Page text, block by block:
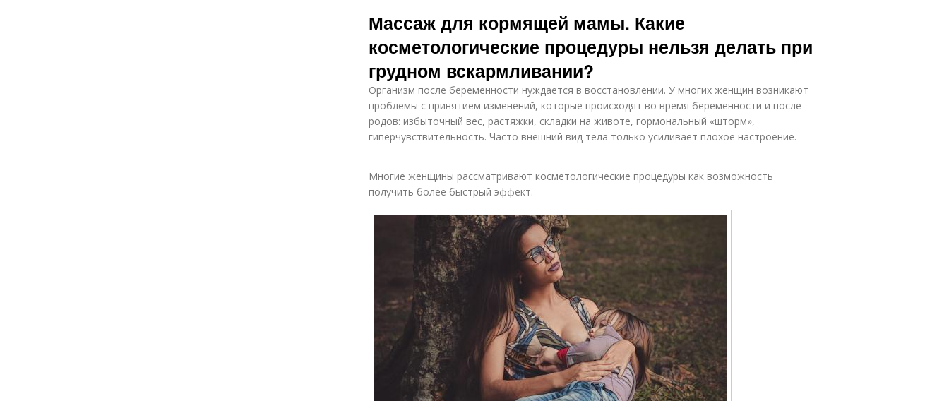
Массаж для кормящей мамы. Какие
косметологические процедуры нельзя делать при
грудном вскармливании?
Организм после беременности нуждается в восстановлении. У многих женщин возникают
проблемы с принятием изменений, которые происходят во время беременности и после
родов: избыточный вес, растяжки, складки на животе, гормональный «шторм»,
гиперчувствительность. Часто внешний вид тела только усиливает плохое настроение.
Многие женщины рассматривают косметологические процедуры как возможность
получить более быстрый эффект.